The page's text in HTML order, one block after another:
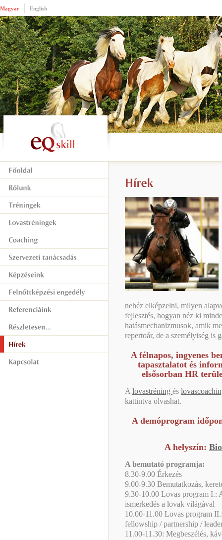
Magyar English
nehéz elképzelni, milyen
fejlesztés, hogyan néz ki
hatásmechanizmusok, amik
repertoár, de a személyiség is
A félnapos, ingyenes
tapasztalatot és
elsősorban HR
A lovastréning és
kattintva olvashat.
A demóprogram
A helyszín:
A bemutató programja:
8.30-9.00 Érkezés
9.00-9.30 Bemutatkozás,
9.30-10.00 Lovas program I.:
ismerkedés a lovak világával
10.00-11.00 Lovas program
fellowship / partnership /
11.00-11.30: Megbeszélés,